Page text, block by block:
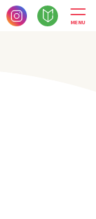
MENU